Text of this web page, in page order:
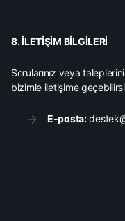
8. İLETİŞİM BİLGİLERİ
Sorularınız veya
bizimle iletişime
E-posta: